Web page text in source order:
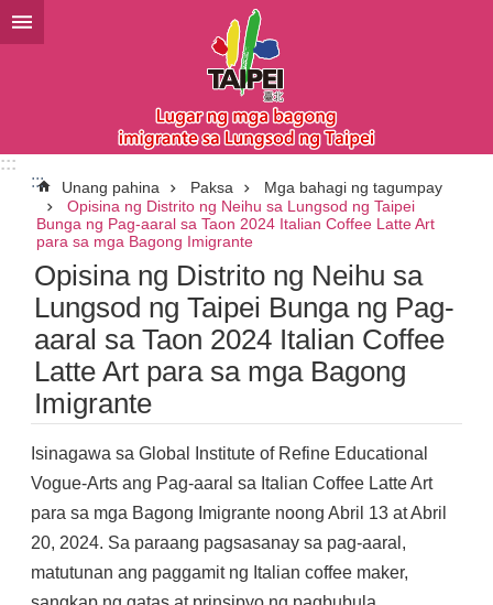
Lumaktaw sa pangunahing bloke ng nilalaman
:::
:::
Unang pahina Paksa
Mga bahagi ng tagumpay
Opisina ng Distrito ng Neihu sa Lungsod ng Taipei
Bunga ng Pag-aaral sa Taon 2024 Italian Coffee Latte Art
para sa mga Bagong Imigrante
Opisina ng Distrito ng Neihu sa
Lungsod ng Taipei Bunga ng Pag-
aaral sa Taon 2024 Italian Coffee
Latte Art para sa mga Bagong
Imigrante
Isinagawa sa Global Institute of Refine Educational
Vogue-Arts ang Pag-aaral sa Italian Coffee Latte Art
para sa mga Bagong Imigrante noong Abril 13 at Abril
20, 2024. Sa paraang pagsasanay sa pag-aaral,
matutunan ang paggamit ng Italian coffee maker,